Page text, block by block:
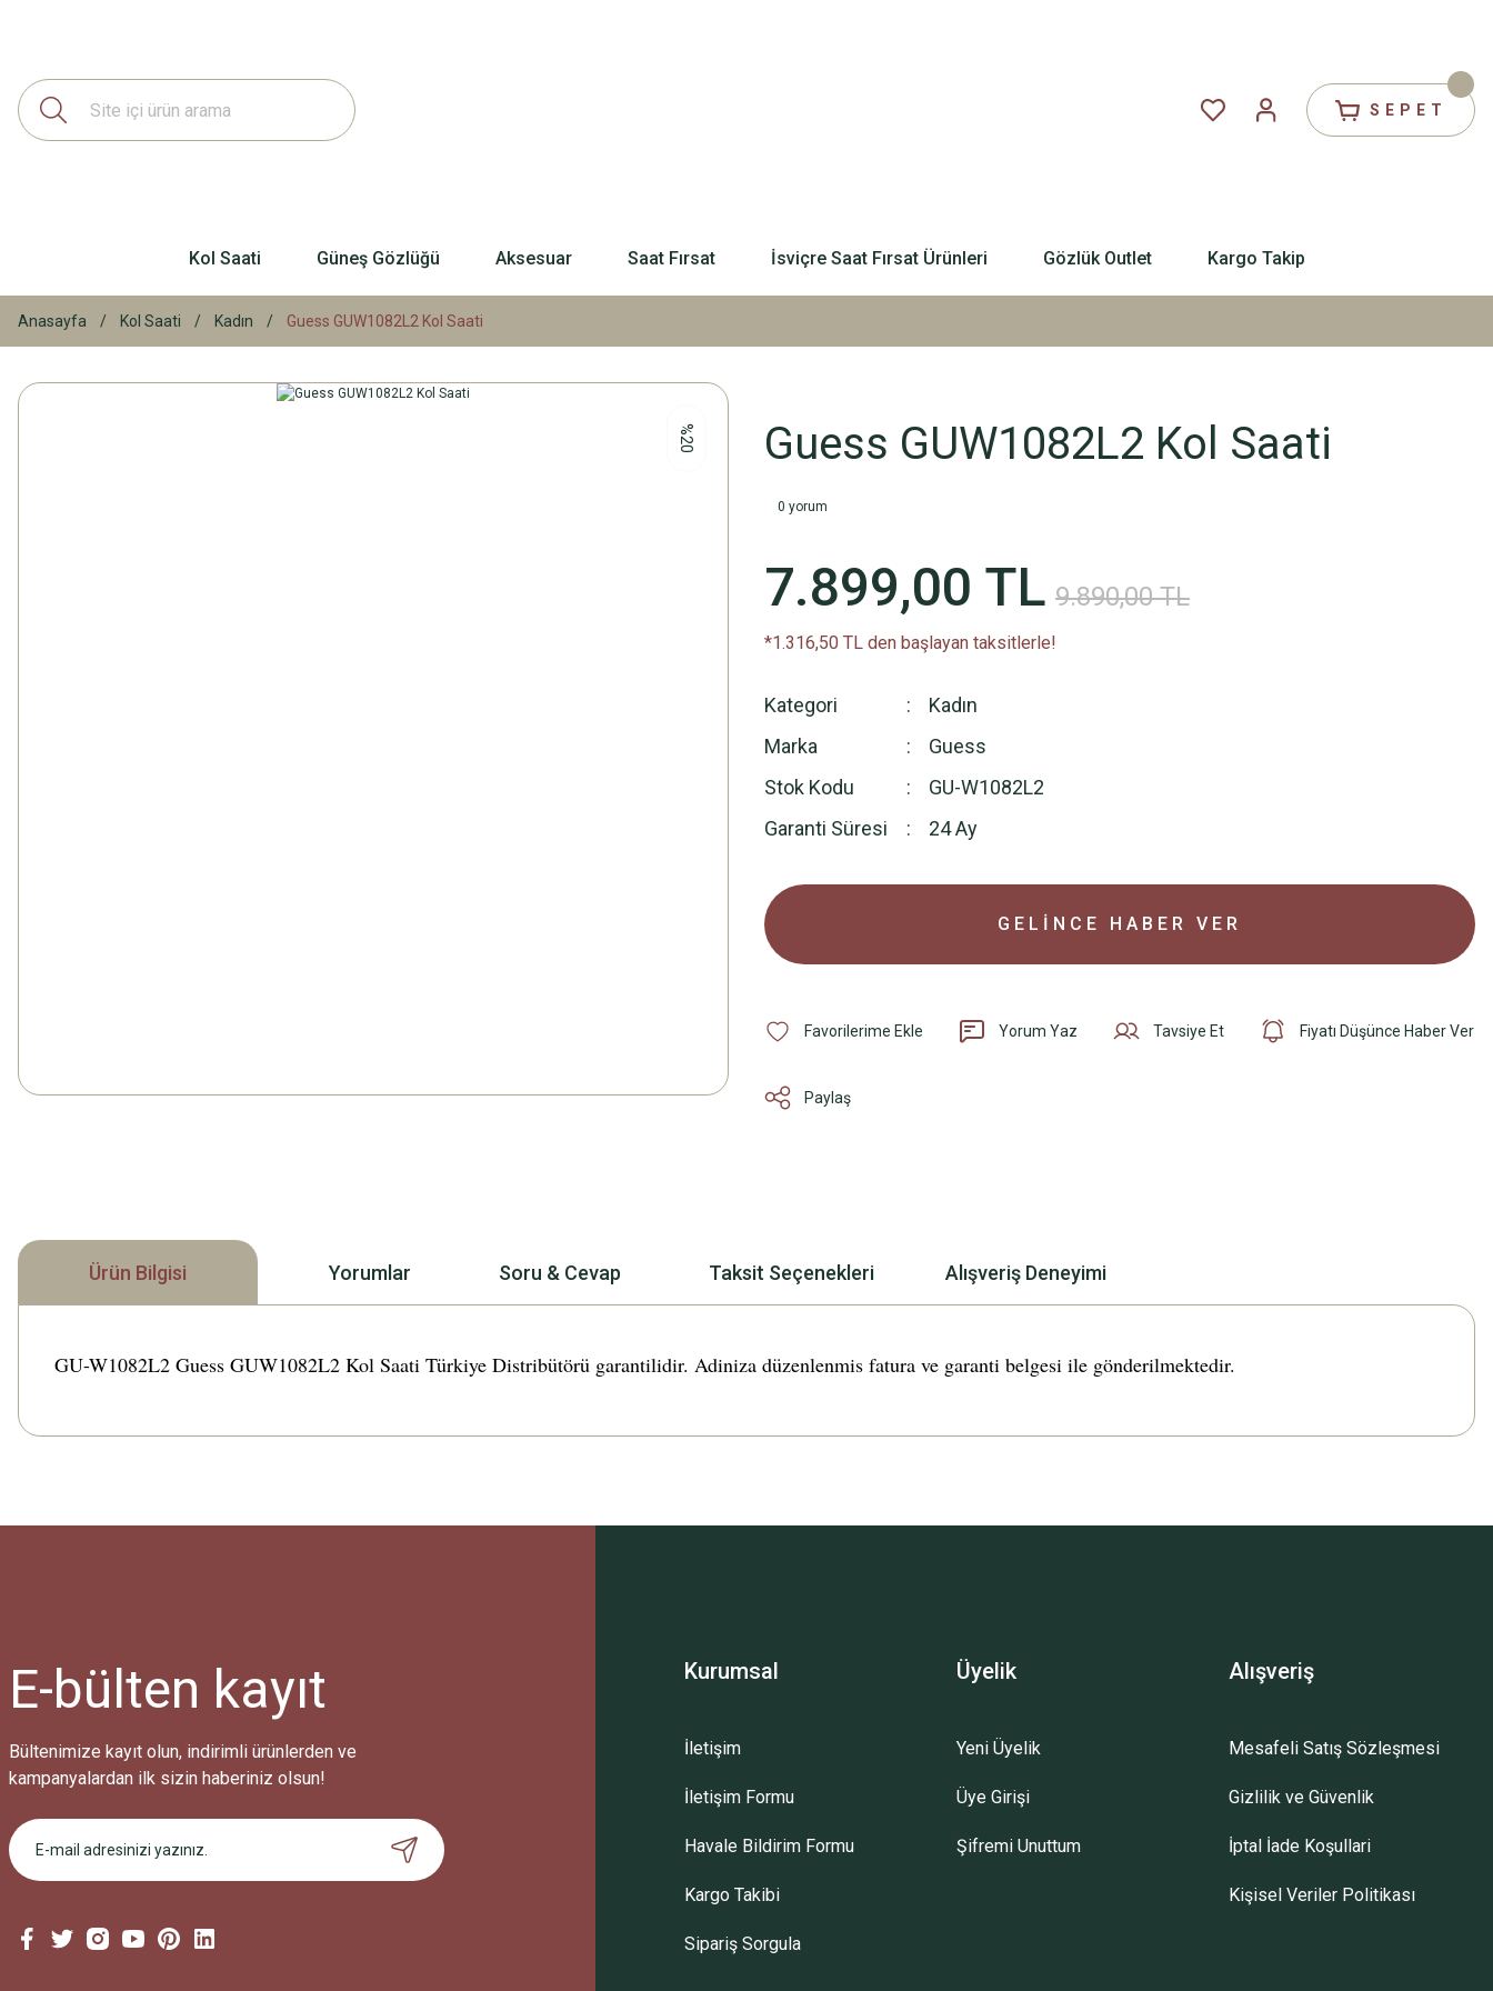
SEPET
Kol Saati Güneş Gözlüğü Aksesuar Saat Fırsat İsviçre Saat Fırsat Ürünleri Gözlük Outlet Kargo Takip
Anasayfa Kol Saati Kadın Guess GUW1082L2 Kol Saati
%20 Guess GUW1082L2 Kol Saati
0 yorum
7.899,00 TL 9.890,00 TL
*1.316,50 TL den başlayan taksitlerle!
Kategori
Kadın
Marka
Guess
Stok Kodu
GU-W1082L2
Garanti Süresi
24 Ay
GELİNCE HABER VER
Yorum Yaz Tavsiye Et Fiyatı Düşünce Haber Ver
Paylaş
Ürün Bilgisi Yorumlar Soru & Cevap Taksit Seçenekleri Alışveriş Deneyimi
GU-W1082L2 Guess GUW1082L2 Kol Saati Türkiye Distribütörü garantilidir. Adiniza düzenlenmis fatura ve garanti belgesi ile gönderilmektedir.
Bu ürüne ilk yorumu siz yapın!
Ürün hakkında henüz soru sorulmamış.
Sitemize ilk yorumu siz yapın!
E-bülten kayıt
Bültenimize kayıt olun, indirimli ürünlerden ve
kampanyalardan ilk sizin haberiniz olsun!
Kurumsal
İletişim
İletişim Formu
Havale Bildirim Formu
Kargo Takibi
Sipariş Sorgula
Üyelik
Yeni Üyelik
Üye Girişi
Şifremi Unuttum
Alışveriş
Mesafeli Satış Sözleşmesi
Gizlilik ve Güvenlik
İptal İade Koşullari
Kişisel Veriler Politikası